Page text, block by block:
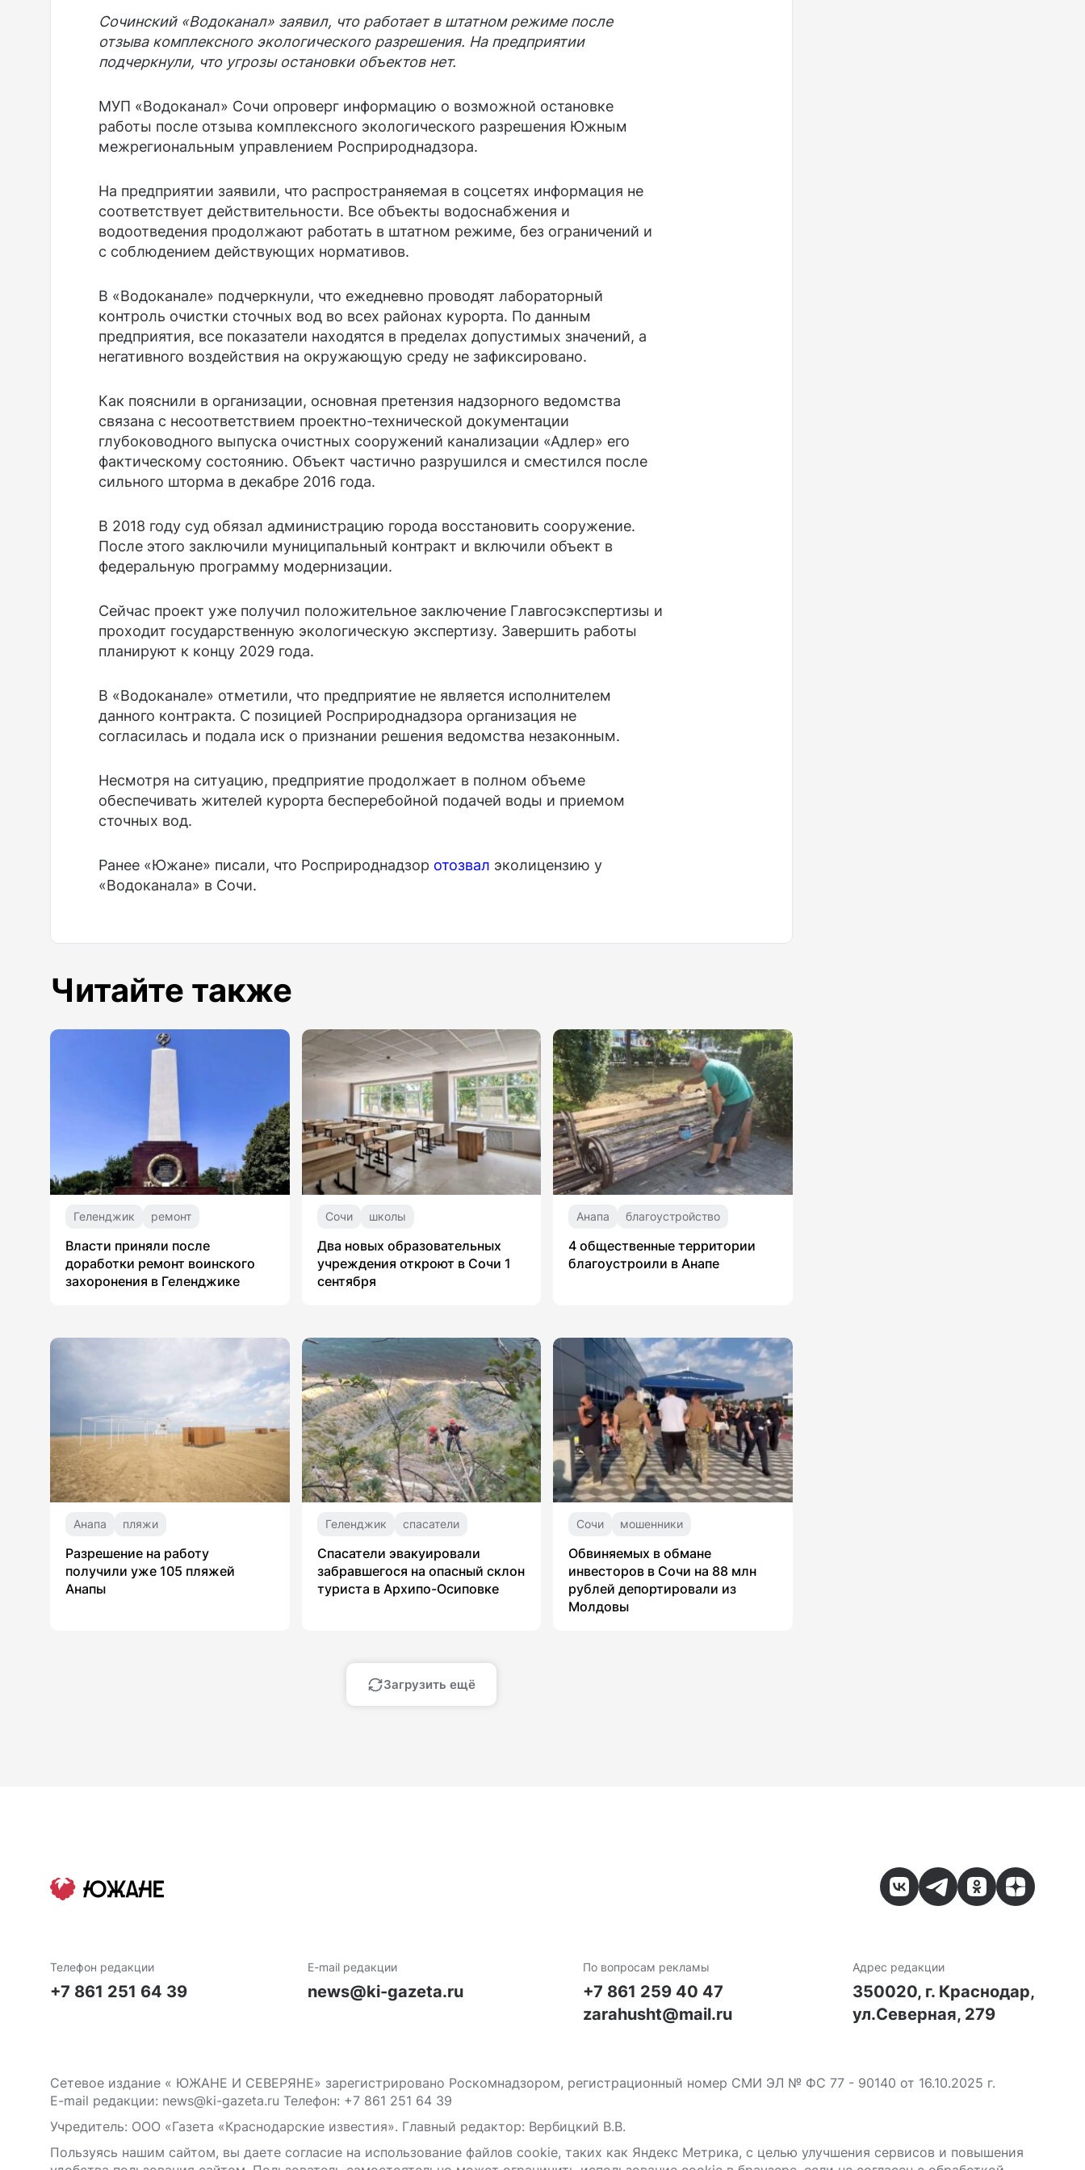
Сочинский «Водоканал» заявил, что работает в штатном режиме после
отзыва комплексного экологического разрешения. На предприятии
подчеркнули, что угрозы остановки объектов нет.
МУП «Водоканал» Сочи опроверг информацию о возможной остановке
работы после отзыва комплексного экологического разрешения Южным
межрегиональным управлением Росприроднадзора.
На предприятии заявили, что распространяемая в соцсетях информация не
соответствует действительности. Все объекты водоснабжения и
водоотведения продолжают работать в штатном режиме, без ограничений и
с соблюдением действующих нормативов.
В «Водоканале» подчеркнули, что ежедневно проводят лабораторный
контроль очистки сточных вод во всех районах курорта. По данным
предприятия, все показатели находятся в пределах допустимых значений, а
негативного воздействия на окружающую среду не зафиксировано.
Как пояснили в организации, основная претензия надзорного ведомства
связана с несоответствием проектно-технической документации
глубоководного выпуска очистных сооружений канализации «Адлер» его
фактическому состоянию. Объект частично разрушился и сместился после
сильного шторма в декабре 2016 года.
В 2018 году суд обязал администрацию города восстановить сооружение.
После этого заключили муниципальный контракт и включили объект в
федеральную программу модернизации.
Сейчас проект уже получил положительное заключение Главгосэкспертизы и
проходит государственную экологическую экспертизу. Завершить работы
планируют к концу 2029 года.
В «Водоканале» отметили, что предприятие не является исполнителем
данного контракта. С позицией Росприроднадзора организация не
согласилась и подала иск о признании решения ведомства незаконным.
Несмотря на ситуацию, предприятие продолжает в полном объеме
обеспечивать жителей курорта бесперебойной подачей воды и приемом
сточных вод.
Ранее «Южане» писали, что Росприроднадзор отозвал эколицензию у
«Водоканала» в Сочи.
Читайте также
Геленджик ремонт
Власти приняли после
доработки ремонт воинского
захоронения в Геленджике
Сочи школы
Два новых образовательных
учреждения откроют в Сочи 1
сентября
Анапа благоустройство
4 общественные территории
благоустроили в Анапе
Анапа пляжи
Разрешение на работу
получили уже 105 пляжей
Анапы
Геленджик спасатели
Спасатели эвакуировали
забравшегося на опасный склон
туриста в Архипо-Осиповке
Сочи мошенники
Обвиняемых в обмане
инвесторов в Сочи на 88 млн
рублей депортировали из
Молдовы
Загрузить ещё
Телефон редакции
+7 861 251 64 39
E-mail редакции
news@ki-gazeta.ru
По вопросам рекламы
+7 861 259 40 47
zarahusht@mail.ru
Адрес редакции
350020, г. Краснодар,
ул.Северная, 279
Сетевое издание « ЮЖАНЕ И СЕВЕРЯНЕ» зарегистрировано Роскомнадзором, регистрационный номер СМИ ЭЛ № ФС 77 - 90140 от 16.10.2025 г.
E-mail редакции: news@ki-gazeta.ru Телефон: +7 861 251 64 39
Учредитель: ООО «Газета «Краснодарские известия». Главный редактор: Вербицкий В.В.
Пользуясь нашим сайтом, вы даете согласие на использование файлов сооkіе, таких как Яндекс Метрика, с целью улучшения сервисов и повышения